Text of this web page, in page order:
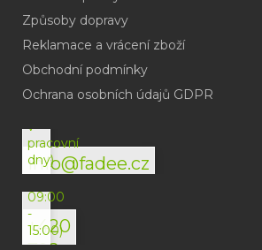
Způsoby dopravy
Reklamace a vrácení zboží
Obchodní podmínky
Ochrana osobních údajů GDPR
info@fadee.cz
(odpověď
do
v
pracovní
dny)
+420
(Po-
09:00
-
15:00)